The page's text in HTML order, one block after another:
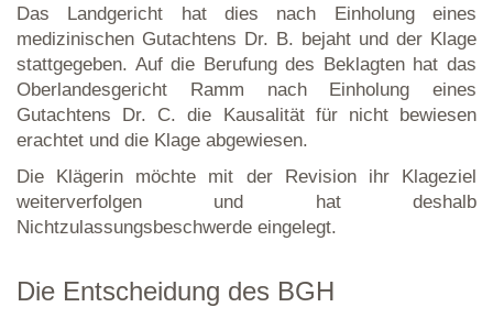
Das Landgericht hat dies nach Einholung eines
medizinischen Gutachtens Dr. B. bejaht und der Klage
stattgegeben. Auf die Berufung des Beklagten hat das
Oberlandesgericht Ramm nach Einholung eines
Gutachtens Dr. C. die Kausalität für nicht bewiesen
erachtet und die Klage abgewiesen.
Die Klägerin möchte mit der Revision ihr Klageziel
weiterverfolgen und hat deshalb
Nichtzulassungsbeschwerde eingelegt.
Die Entscheidung des BGH